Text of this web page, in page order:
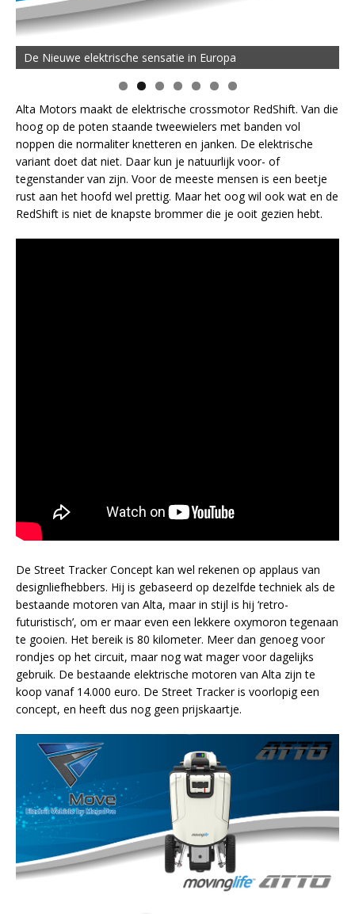
De Nieuwe elektrische sensatie in Europa
Alta Motors maakt de elektrische crossmotor RedShift. Van die
hoog op de poten staande tweewielers met banden vol
noppen die normaliter knetteren en janken. De elektrische
variant doet dat niet. Daar kun je natuurlijk voor- of
tegenstander van zijn. Voor de meeste mensen is een beetje
rust aan het hoofd wel prettig. Maar het oog wil ook wat en de
RedShift is niet de knapste brommer die je ooit gezien hebt.
De Street Tracker Concept kan wel rekenen op applaus van
designliefhebbers. Hij is gebaseerd op dezelfde techniek als de
bestaande motoren van Alta, maar in stijl is hij ‘retro-
futuristisch’, om er maar even een lekkere oxymoron tegenaan
te gooien. Het bereik is 80 kilometer. Meer dan genoeg voor
rondjes op het circuit, maar nog wat mager voor dagelijks
gebruik. De bestaande elektrische motoren van Alta zijn te
koop vanaf 14.000 euro. De Street Tracker is voorlopig een
concept, en heeft dus nog geen prijskaartje.